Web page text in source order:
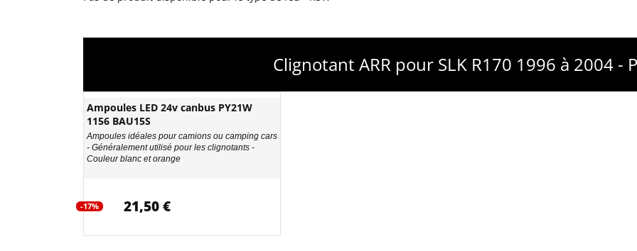
Clignotant ARR pour SLK R170 1996 à 2004 -
Ampoules LED 24v canbus PY21W
1156 BAU15S
Ampoules idéales pour camions ou camping cars
- Généralement utilisé pour les clignotants -
Couleur blanc et orange
-17% 21,50 €